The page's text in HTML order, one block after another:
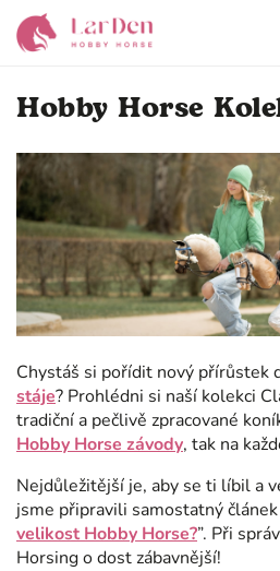
Hobby Horse
Chystáš si pořídit nový přírůstek
stáje? Prohlédni si naší kolekci
tradiční a pečlivě zpracované
Hobby Horse závody, tak na
Nejdůležitější je, aby se ti líbil a
jsme připravili samostatný článek
velikost Hobby Horse?”. Při
Horsing o dost zábavnější!